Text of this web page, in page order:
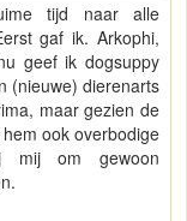
tijd naar alle
gaf ik. Arkophi,
geef ik dogsuppy
(nieuwe) dierenarts
maar gezien de
ook overbodige
mij om gewoon